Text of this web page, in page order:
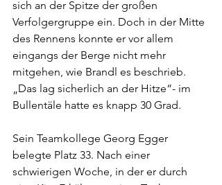
sich an der Spitze der großen
Verfolgergruppe ein. Doch in der Mitte
des Rennens konnte er vor allem
eingangs der Berge nicht mehr
mitgehen, wie Brandl es beschrieb.
„Das lag sicherlich an der Hitze“- im
Bullentäle hatte es knapp 30 Grad.
Sein Teamkollege Georg Egger
belegte Platz 33. Nach einer
schwierigen Woche, in der er durch